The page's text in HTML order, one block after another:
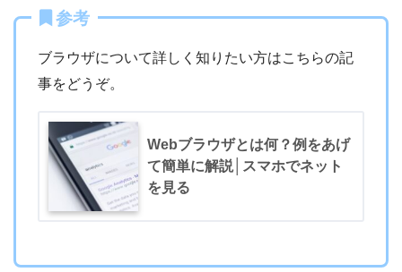
参考
ブラウザについて詳しく知りたい方はこちらの記
事をどうぞ。
Webブラウザとは何？例をあげ
て簡単に解説│スマホでネット
を見る